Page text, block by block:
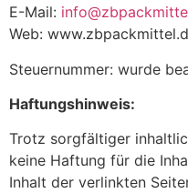
E-Mail:
Web:
Steuernummer: wurde
Haftungshinweis:
Trotz sorgfältiger
keine Haftung für die
Inhalt der verlinkten